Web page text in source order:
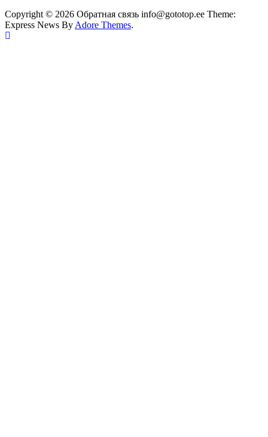
Copyright © 2026 Обратная связь info@gototop.ee Theme:
Express News By Adore Themes.